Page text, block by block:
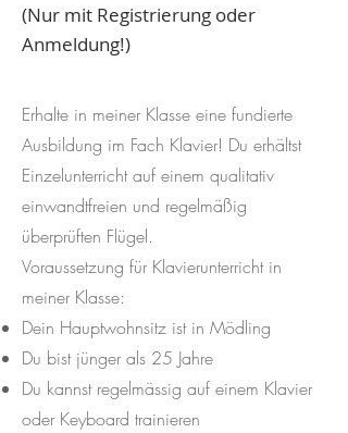
(Nur mit Registrierung oder
Anmeldung!)
Erhalte in meiner Klasse eine fundierte
Ausbildung im Fach Klavier! Du erhältst
Einzelunterricht auf einem qualitativ
einwandtfreien und regelmäßig
überprüften Flügel.
Voraussetzung für Klavierunterricht in
meiner Klasse:
Dein Hauptwohnsitz ist in Mödling
Du bist jünger als 25 Jahre
Du kannst regelmässig auf einem Klavier
oder Keyboard trainieren